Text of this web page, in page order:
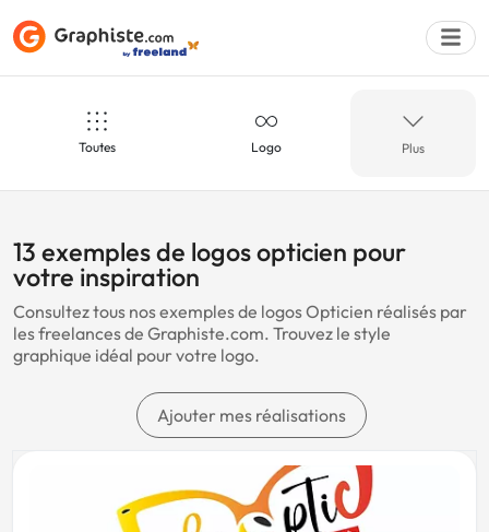
Déposer une
Toutes Logo
Prothésiste ongulaire Bien-être
Animaux
Kiné
Plus
13 exemples de logos opticien pour
votre inspiration
Consultez tous nos exemples de logos Opticien réalisés par
les freelances de Graphiste.com. Trouvez le style
graphique idéal pour votre logo.
Ajouter mes réalisations